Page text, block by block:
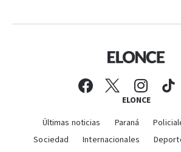
ELONCE
Últimas noticias Paraná
Sociedad
Internacionales